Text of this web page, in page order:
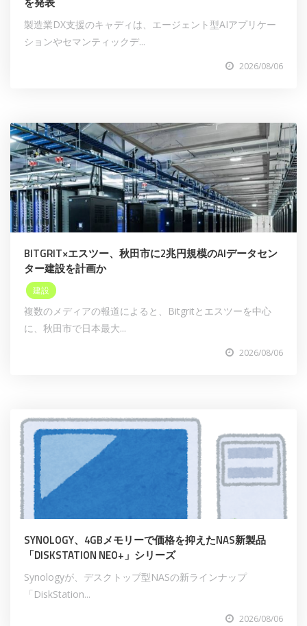
製造業DX支援のキャディは、エージェント型AIアプリケー
ションやセマンティックデ...
2026/08/06
BITGRIT×エスツー、秋田市に2兆円規模のAIデータセン
ター建設を計画か
建設
複数のメディアの報道によると、Bitgritとエスツーを中心
に、秋田市で日本最大...
2026/08/06
SYNOLOGY、4GBメモリーで価格を抑えたNAS新製品
「DISKSTATION NEO+」シリーズ
Synologyが、デスクトップ型NASの新ラインナップ
「DiskStation...
2026/08/06